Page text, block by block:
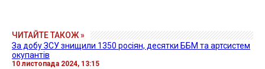
ЧИТАЙТЕ ТАКОЖ »
За добу ЗСУ знищили 1350 росіян, десятки ББМ та артсистем
окупантів
10 листопада 2024, 13:15